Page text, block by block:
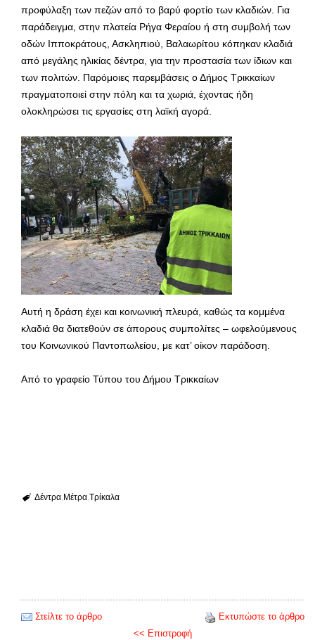
προφύλαξη των πεζών από το βαρύ φορτίο των κλαδιών. Για
παράδειγμα, στην πλατεία Ρήγα Φεραίου ή στη συμβολή των
οδών Ιπποκράτους, Ασκληπιού, Βαλαωρίτου κόπηκαν κλαδιά
από μεγάλης ηλικίας δέντρα, για την προστασία των ίδιων και
των πολιτών. Παρόμοιες παρεμβάσεις ο Δήμος Τρικκαίων
πραγματοποιεί στην πόλη και τα χωριά, έχοντας ήδη
ολοκληρώσει τις εργασίες στη λαϊκή αγορά.
Αυτή η δράση έχει και κοινωνική πλευρά, καθώς τα κομμένα
κλαδιά θα διατεθούν σε άπορους συμπολίτες – ωφελούμενους
του Κοινωνικού Παντοπωλείου, με κατ’ οίκον παράδοση.
Από το γραφείο Τύπου του Δήμου Τρικκαίων
Δέντρα Μέτρα Τρίκαλα
Στείλτε το άρθρο
Εκτυπώστε το άρθρο
<< Επιστροφή